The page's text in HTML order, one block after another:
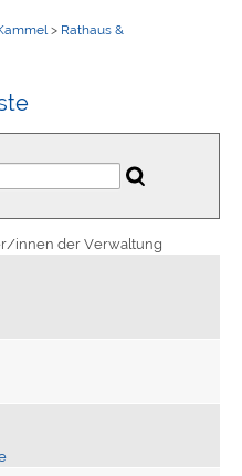
> Rathaus &
innen der Verwaltung